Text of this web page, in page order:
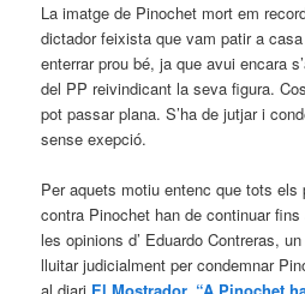
La imatge de Pinochet mort em
dictador feixista que vam patir a
enterrar prou bé, ja que avui encara
del PP reivindicant la seva figura.
pot passar plana. S’ha de jutjar i
sense exepció.
Per aquets motiu entenc que tots els
contra Pinochet han de continuar
les opinions d’ Eduardo Contreras,
lluitar judicialment per condemnar